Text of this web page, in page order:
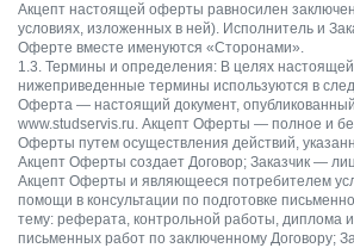
Акцепт настоящей оферты равносилен
условиях, изложенных в ней). Исполнитель и
Оферте вместе именуются «Сторонами».
1.3. Термины и определения: В целях
нижеприведенные термины используются в
Оферта — настоящий документ,
www.studservis.ru. Акцепт Оферты — полное и
Оферты путем осуществления действий,
Акцепт Оферты создает Договор; Заказчик —
Акцепт Оферты и являющееся потребителем
помощи в консультации по подготовке
тему: реферата, контрольной работы, диплома и
письменных работ по заключенному Договору;